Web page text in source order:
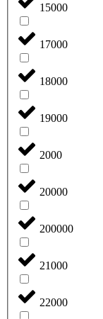
15000
17000
18000
19000
2000
20000
200000
21000
22000